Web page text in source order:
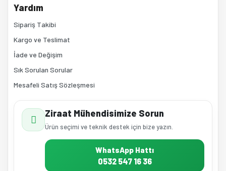
Yardım
Sipariş Takibi
Kargo ve Teslimat
İade ve Değişim
Sık Sorulan Sorular
Mesafeli Satış Sözleşmesi
Ziraat Mühendisimize Sorun
Ürün seçimi ve teknik destek için bize yazın.
WhatsApp Hattı
0532 547 16 36